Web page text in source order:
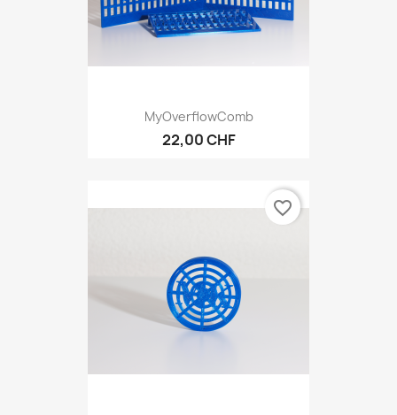
MyOverflowComb
22,00 CHF
favorite_border